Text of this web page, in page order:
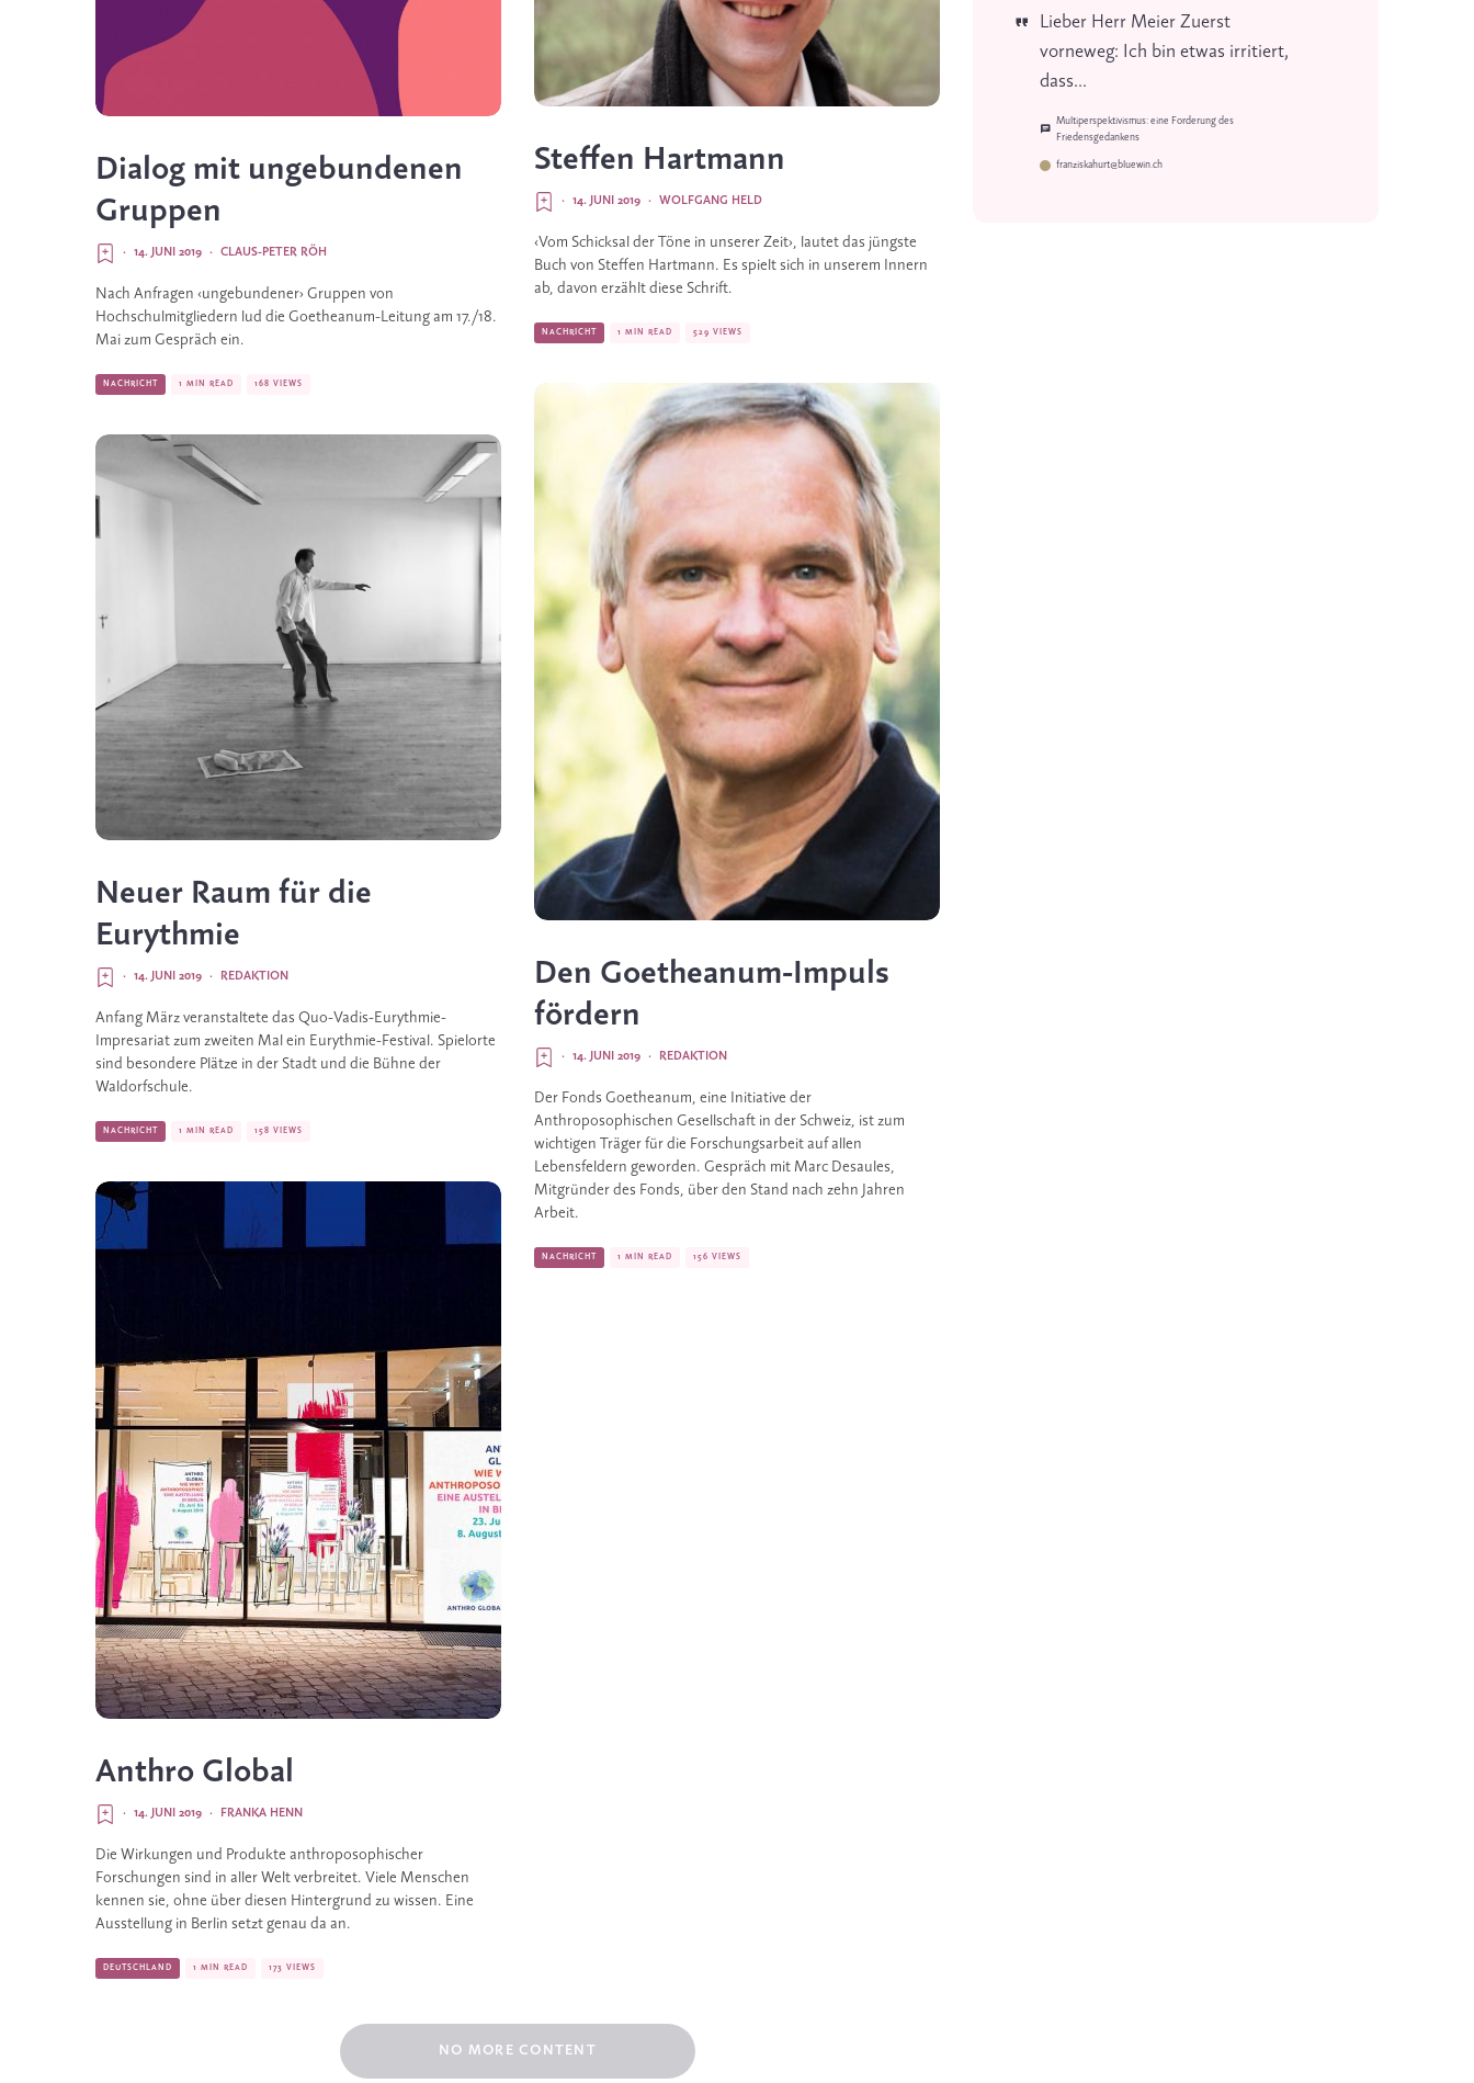
Dialog mit ungebundenen
Gruppen
CLAUS-PETER RÖH
·
14. JUNI 2019
·
Nach Anfragen ‹ungebundener› Gruppen von
Hochschulmitgliedern lud die Goetheanum-Leitung am 17./18.
Mai zum Gespräch ein.
NACHRICHT 1 MIN READ 168 VIEWS
Neuer Raum für die
Eurythmie
REDAKTION
·
14. JUNI 2019
·
Anfang März veranstaltete das Quo-Vadis-Eurythmie-
Impresariat zum zweiten Mal ein Eurythmie-Festival. Spielorte
sind besondere Plätze in der Stadt und die Bühne der
Waldorfschule.
NACHRICHT 1 MIN READ 158 VIEWS
Anthro Global
FRANKA HENN
·
14. JUNI 2019
·
Die Wirkungen und Produkte anthroposophischer
Forschungen sind in aller Welt verbreitet. Viele Menschen
kennen sie, ohne über diesen Hintergrund zu wissen. Eine
Ausstellung in Berlin setzt genau da an.
DEUTSCHLAND 1 MIN READ 173 VIEWS
Steffen Hartmann
WOLFGANG HELD
·
14. JUNI 2019
·
‹Vom Schicksal der Töne in unserer Zeit›, lautet das jüngste
Buch von Steffen Hartmann. Es spielt sich in unserem Innern
ab, davon erzählt diese Schrift.
NACHRICHT 1 MIN READ 529 VIEWS
Den Goetheanum-Impuls
fördern
REDAKTION
·
14. JUNI 2019
·
Der Fonds Goetheanum, eine Initiative der
Anthroposophischen Gesellschaft in der Schweiz, ist zum
wichtigen Träger für die Forschungsarbeit auf allen
Lebensfeldern geworden. Gespräch mit Marc Desaules,
Mitgründer des Fonds, über den Stand nach zehn Jahren
Arbeit.
NACHRICHT 1 MIN READ 156 VIEWS
NO MORE CONTENT
Lieber Herr Meier Zuerst
vorneweg: Ich bin etwas irritiert,
dass...
Multiperspektivismus: eine Forderung des
Friedensgedankens
franziskahurt@bluewin.ch